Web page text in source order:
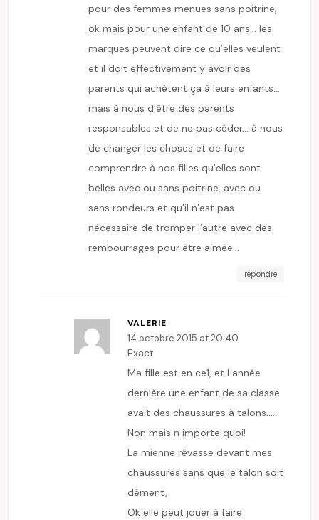
pour des femmes menues sans poitrine,
ok mais pour une enfant de 10 ans… les
marques peuvent dire ce qu’elles veulent
et il doit effectivement y avoir des
parents qui achètent ça à leurs enfants…
mais à nous d’être des parents
responsables et de ne pas céder… à nous
de changer les choses et de faire
comprendre à nos filles qu’elles sont
belles avec ou sans poitrine, avec ou
sans rondeurs et qu’il n’est pas
nécessaire de tromper l’autre avec des
rembourrages pour être aimée…
répondre
VALERIE
14 octobre 2015 at 20:40
Exact
Ma fille est en ce1, et l année
dernière une enfant de sa classe
avait des chaussures à talons…..
Non mais n importe quoi!
La mienne rêvasse devant mes
chaussures sans que le talon soit
dément,
Ok elle peut jouer à faire